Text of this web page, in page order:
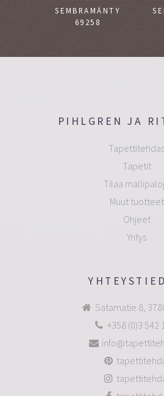
SEMBRAMÄNTY
69258
PIHLGREN JA
Tapettitehdas
Tapetit
Tilaa
Muut tuotteet
Ohjeet
Yritys
Satamatie 8,
+358 (0)3 542